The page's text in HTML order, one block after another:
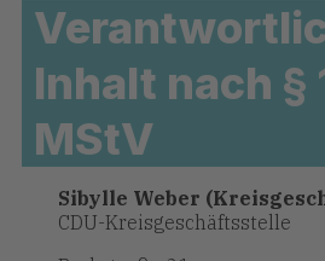
Inhalt nach §
MStV
Sibylle Weber
CDU-Kreisgeschäftsstelle